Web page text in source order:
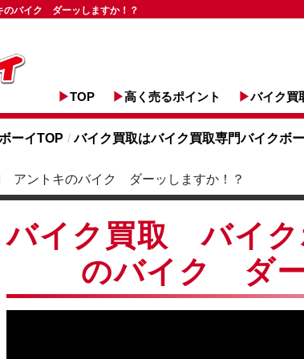
バイク ダーッしますか！？
TOP 高く売るポイント バイク買
ーイTOP / バイク買取はバイク買取専門バイクボ
ントキのバイク ダーッしますか！？
バイク買取 バイ
のバイク ダ